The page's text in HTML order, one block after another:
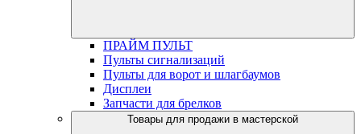
ПРАЙМ ПУЛЬТ
Пульты сигнализаций
Пульты для ворот и шлагбаумов
Дисплеи
Запчасти для брелков
Товары для продажи в мастерской